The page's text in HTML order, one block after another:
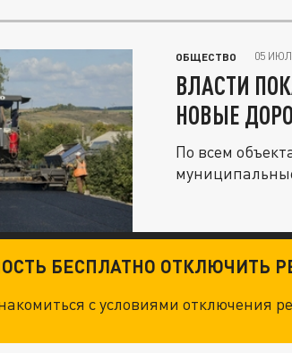
ОБЩЕСТВО 05
ВЛАСТИ
НОВЫЕ
По всем
БЕСПЛАТНО ОТКЛЮЧИТЬ
с условиями отключения